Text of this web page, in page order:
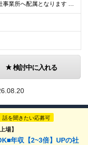
全国47都道府県の当社事業所へ配属となります ※居住地や希望の勤務先を考慮します ※リモートワークOK／転勤なし ＜本社＞ 東京都台東区浅草橋1-1-8 FP浅草橋ビル (変更の範囲)上記を除く当
検討中に入れる
話を聞きたい応募可
場】
年収【2~3倍】UPの社